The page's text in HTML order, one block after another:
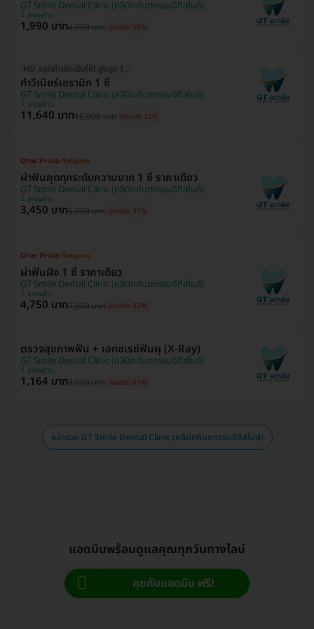
GT Smile Dental Clinic (คลินิกทันตกรรมจีทีสไมล์)
ลาดพร้าว
1,990 บาท4,000 บาท ประหยัด 50%
HD ออกค่าประเมินให้! สูงสุด 1000 บ.
ทำวีเนียร์เซรามิก 1 ซี่
GT Smile Dental Clinic (คลินิกทันตกรรมจีทีสไมล์)
ลาดพร้าว
11,640 บาท15,000 บาท ประหยัด 22%
ผ่าฟันคุดทุกระดับความยาก 1 ซี่ ราคาเดียว
GT Smile Dental Clinic (คลินิกทันตกรรมจีทีสไมล์)
ลาดพร้าว
3,450 บาท5,000 บาท ประหยัด 31%
ผ่าฟันฝัง 1 ซี่ ราคาเดียว
GT Smile Dental Clinic (คลินิกทันตกรรมจีทีสไมล์)
ลาดพร้าว
4,750 บาท7,000 บาท ประหยัด 32%
ตรวจสุขภาพฟัน + เอกซเรย์ฟันผุ (X-Ray)
GT Smile Dental Clinic (คลินิกทันตกรรมจีทีสไมล์)
ลาดพร้าว
1,164 บาท3,000 บาท ประหยัด 61%
หน้ารวม GT Smile Dental Clinic (คลินิกทันตกรรมจีทีสไมล์)
แอดมินพร้อมดูแลคุณทุกวันทางไลน์
คุยกับแอดมิน ฟรี!